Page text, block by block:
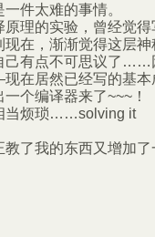
件太难的事情。
的实验，曾经觉得
在，渐渐觉得这层
有点不可思议了……
在居然已经写的基本
个编译器来了~~~！
烦琐……solving it
了我的东西又增加了